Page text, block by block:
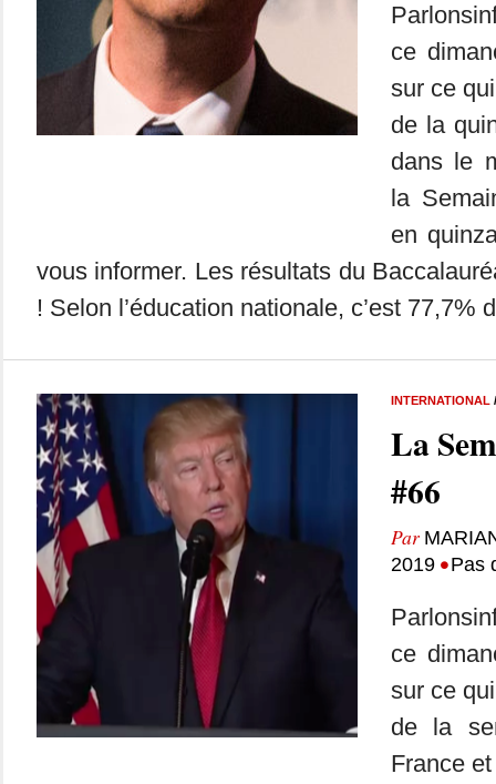
ce
sur ce
de la
dans le
la
en
vous informer. Les résultats du
! Selon l’éducation nationale, c’est 77,7%
INTERNATIONAL
La
#66
Par
2019 •Pas
ce
sur ce
de la
France